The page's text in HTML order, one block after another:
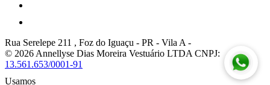
Rua Serelepe 211 , Foz do Iguaçu - PR - Vila A -
© 2026 Annellyse Dias Moreira Vestuário LTDA CNPJ:
13.561.653/0001-91
Usamos